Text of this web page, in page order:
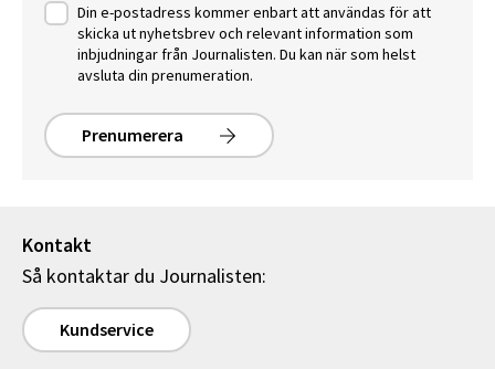
Din e-postadress kommer enbart att användas för att
skicka ut nyhetsbrev och relevant information som
inbjudningar från Journalisten. Du kan när som helst
avsluta din prenumeration.
Prenumerera
Kontakt
Så kontaktar du Journalisten:
Kundservice